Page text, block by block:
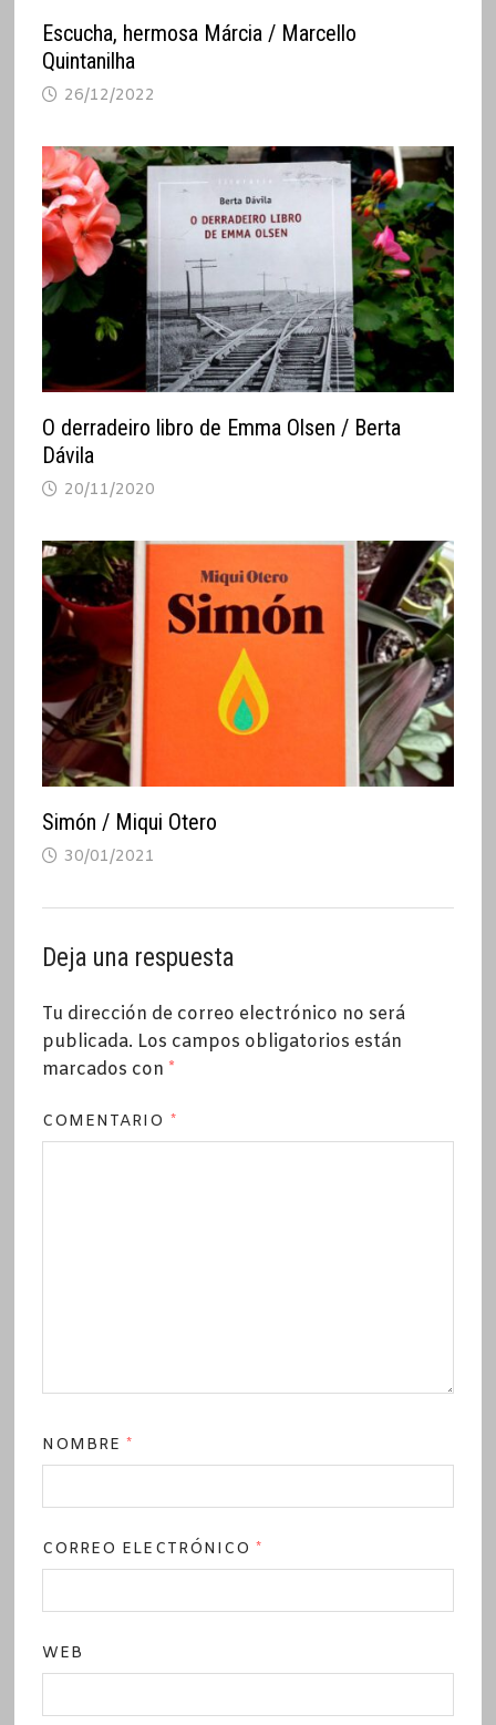
Escucha, hermosa Márcia / Marcello
Quintanilha
26/12/2022
O derradeiro libro de Emma Olsen / Berta
Dávila
20/11/2020
Simón / Miqui Otero
30/01/2021
Deja una respuesta
Tu dirección de correo electrónico no será
publicada. Los campos obligatorios están
marcados con *
COMENTARIO *
NOMBRE*
CORREO ELECTRÓNICO*
WEB